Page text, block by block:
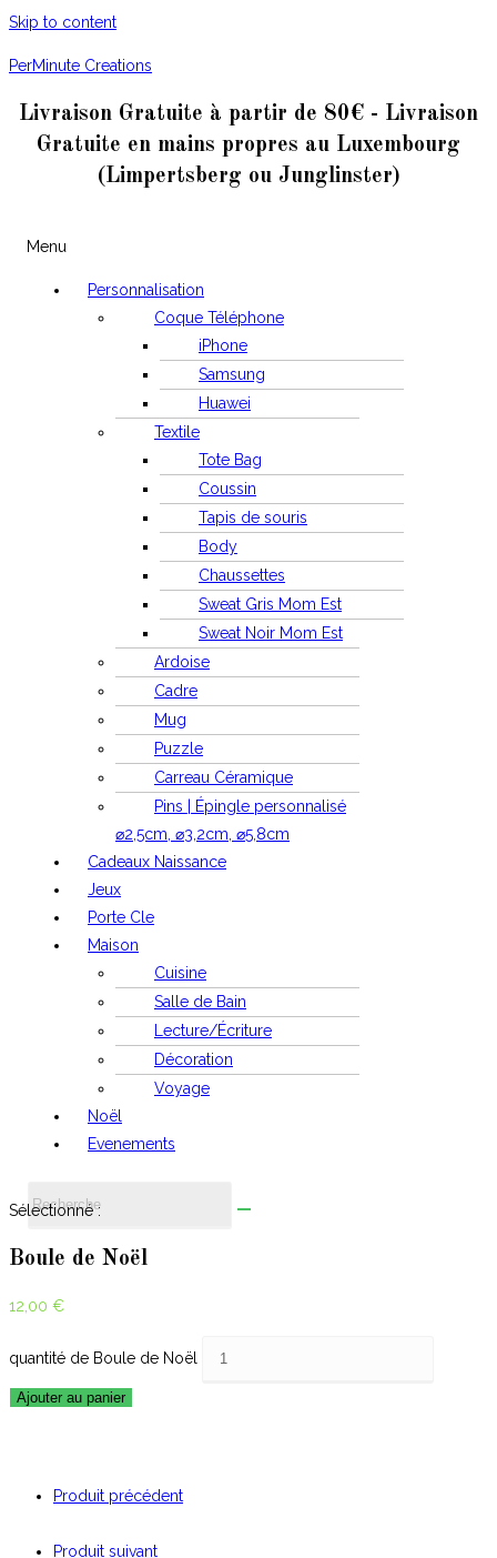
Skip to content
PerMinute Creations
Livraison Gratuite à partir de 80€ - Livraison
Gratuite en mains propres au Luxembourg
(Limpertsberg ou Junglinster)
Menu
Personnalisation
Coque Téléphone
iPhone
Samsung
Huawei
Textile
Tote Bag
Coussin
Tapis de souris
Body
Chaussettes
Sweat Gris Mom Est
Sweat Noir Mom Est
Ardoise
Cadre
Mug
Puzzle
Carreau Céramique
Pins | Épingle personnalisé
⌀2,5cm, ⌀3,2cm, ⌀5,8cm
Cadeaux Naissance
Jeux
Porte Cle
Maison
Cuisine
Salle de Bain
Lecture/Écriture
Décoration
Voyage
Noël
Evenements
Sélectionné :
Boule de Noël
12,00 €
quantité de Boule de Noël
Ajouter au panier
Produit précédent
Produit suivant